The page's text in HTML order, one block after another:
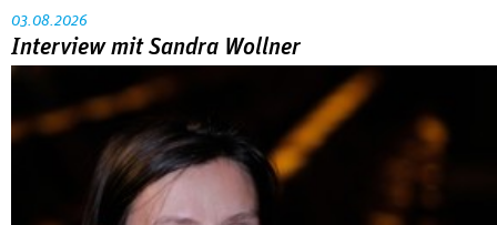
03.08.2026
Interview mit Sandra Wollner